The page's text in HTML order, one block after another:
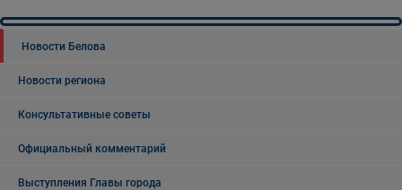
Новости Белова
Новости региона
Консультативные советы
Официальный комментарий
Выступления Главы города